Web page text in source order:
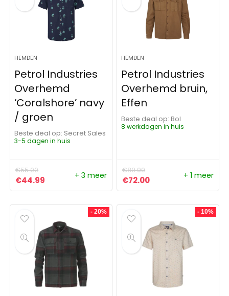
HEMDEN
Petrol Industries
Overhemd
‘Coralshore’ navy
/ groen
Beste deal op:
Secret Sales
3-5 dagen in huis
€55.00
Oorspronkelijke prijs was: €55.00.
€44.99 Huidige prijs is: €44.99.
+ 3 meer
HEMDEN
Petrol Industries
Overhemd bruin,
Effen
Beste deal op:
Bol
8 werkdagen in huis
€89.99
Oorspronkelijke prijs
€72.00Huidige prijs is:
+ 1 meer
- 20% - 10%